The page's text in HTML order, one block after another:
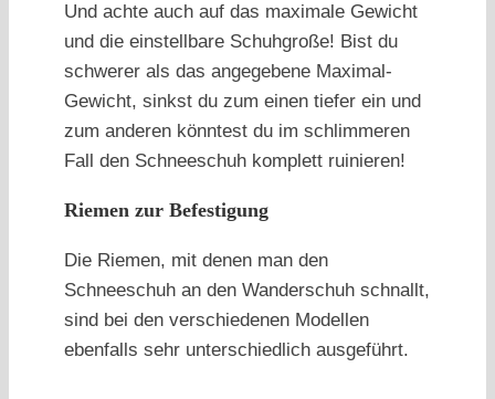
Und achte auch auf das maximale Gewicht
und die einstellbare Schuhgroße! Bist du
schwerer als das angegebene Maximal-
Gewicht, sinkst du zum einen tiefer ein und
zum anderen könntest du im schlimmeren
Fall den Schneeschuh komplett ruinieren!
Riemen zur Befestigung
Die Riemen, mit denen man den
Schneeschuh an den Wanderschuh schnallt,
sind bei den verschiedenen Modellen
ebenfalls sehr unterschiedlich ausgeführt.